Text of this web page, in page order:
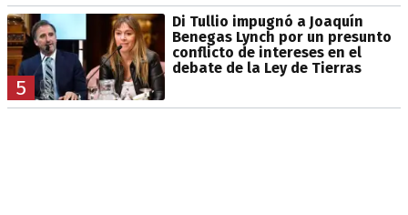
5
Di Tullio impugnó a Joaquín
Benegas Lynch por un presunto
conflicto de intereses en el
debate de la Ley de Tierras